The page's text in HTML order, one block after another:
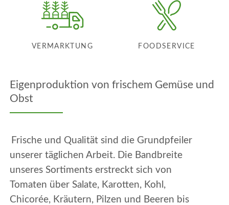
VERMARKTUNG FOODSERVICE
Eigenproduktion von frischem Gemüse und
Obst
Frische und Qualität sind die Grundpfeiler
unserer täglichen Arbeit. Die Bandbreite
unseres Sortiments erstreckt sich von
Tomaten über Salate, Karotten, Kohl,
Chicorée, Kräutern, Pilzen und Beeren bis